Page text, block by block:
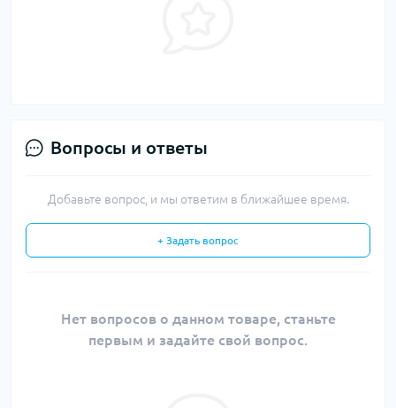
Вопросы и ответы
Добавьте вопрос, и мы ответим в ближайшее время.
+ Задать вопрос
Нет вопросов о данном товаре, станьте
первым и задайте свой вопрос.